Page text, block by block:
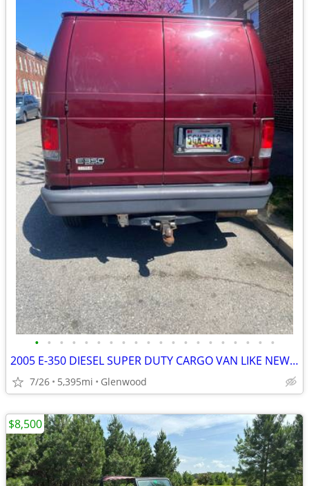
• • • • • • • • • • • • • • • • • • • •
2005 E-350 DIESEL SUPER DUTY CARGO VAN LIKE NEW ONLY 5,395 mi, $16490.
7/26 5,395mi Glenwood
$8,500